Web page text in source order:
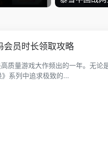
员时长领取攻略
质量游戏大作频出的一年。无论
系列中追求极致的...